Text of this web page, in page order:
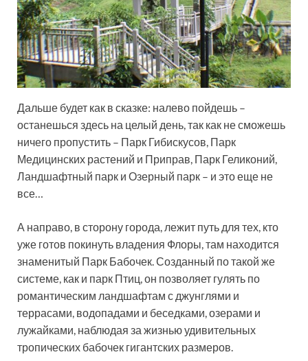
Дальше будет как в сказке: налево пойдешь –
останешься здесь на целый день, так как не сможешь
ничего пропустить – Парк Гибискусов, Парк
Медицинских растений и Приправ, Парк Геликоний,
Ландшафтный парк и Озерный парк – и это еще не
все…
А направо, в сторону города, лежит путь для тех, кто
уже готов покинуть владения Флоры, там находится
знаменитый Парк Бабочек. Созданный по такой же
системе, как и парк Птиц, он позволяет гулять по
романтическим ландшафтам с джунглями и
террасами, водопадами и беседками, озерами и
лужайками, наблюдая за жизнью удивительных
тропических бабочек гигантских размеров.